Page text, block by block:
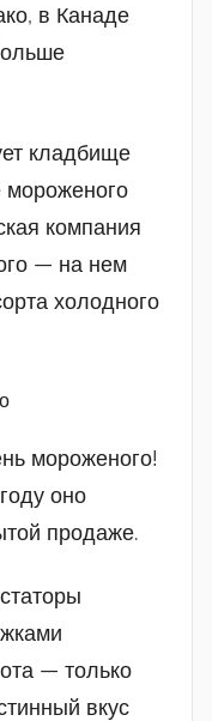
в Канаде
кладбище
компания
— на нем
холодного
мороженого!
оно
продаже.
— только
вкус